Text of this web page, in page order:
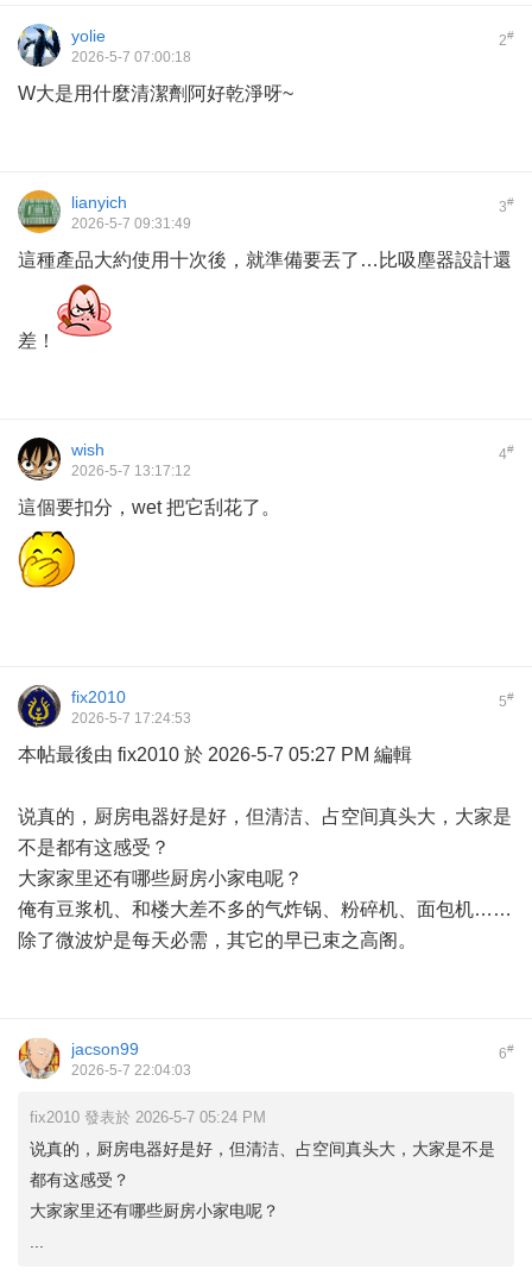
2#
yolie
2026-5-7 07:00:18
W大是用什麼清潔劑阿好乾淨呀~
3#
lianyich
2026-5-7 09:31:49
這種產品大約使用十次後，就準備要丟了…比吸塵器設計還
差！
4#
wish
2026-5-7 13:17:12
這個要扣分，wet 把它刮花了。
5#
fix2010
2026-5-7 17:24:53
本帖最後由 fix2010 於 2026-5-7 05:27 PM 編輯
说真的，厨房电器好是好，但清洁、占空间真头大，大家是
不是都有这感受？
大家家里还有哪些厨房小家电呢？
俺有豆浆机、和楼大差不多的气炸锅、粉碎机、面包机……
除了微波炉是每天必需，其它的早已束之高阁。
6#
jacson99
2026-5-7 22:04:03
fix2010 發表於 2026-5-7 05:24 PM
说真的，厨房电器好是好，但清洁、占空间真头大，大家是不是
都有这感受？
大家家里还有哪些厨房小家电呢？